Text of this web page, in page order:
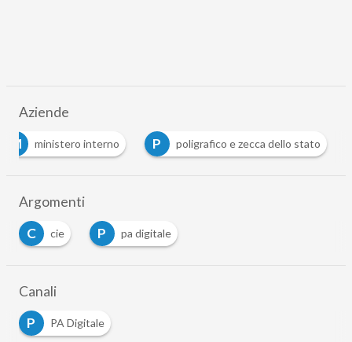
Aziende
M
ministero interno P poligrafico e zecca dello stato
Argomenti
C
cie P pa digitale
Canali
P
PA Digitale